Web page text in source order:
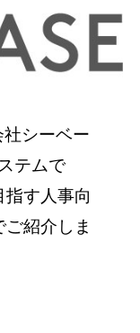
社シーベー
テムで
す人事向
紹介しま